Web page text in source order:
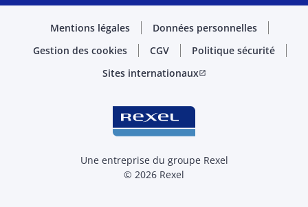
Mentions légales
Données personnelles
Gestion des cookies
CGV
Politique sécurité
Sites internationauxopen_in_new
Une entreprise du groupe Rexel
© 2026 Rexel